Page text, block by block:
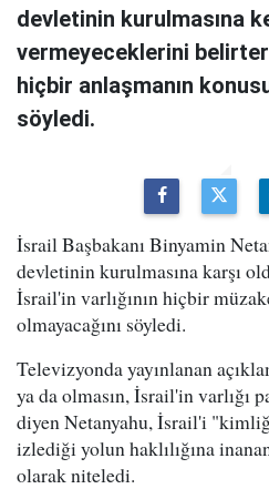
devletinin kurulmasına
vermeyeceklerini
hiçbir anlaşmanın
söyledi.
İsrail Başbakanı Binyamin
devletinin kurulmasına karşı
İsrail'in varlığının hiçbir
olmayacağını söyledi.
Televizyonda yayınlanan
ya da olmasın, İsrail'in varlığı
diyen Netanyahu, İsrail'i
izlediği yolun haklılığına
olarak niteledi.